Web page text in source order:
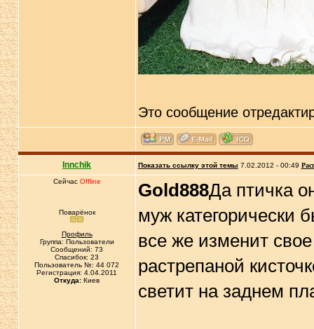
Это сообщение
Innchik Показать ссылку этой темы 7.02.2012 - 00:49
Сейчас Offline
Поварёнок
Профиль
Группа: Пользователи
Сообщений: 73
Спасибок: 23
Пользователь №: 44 072
Регистрация: 4.04.2011
Откуда: Киев
Gold888Да птичка
муж категорически
все же изменит
растрепаной
светит на заднем